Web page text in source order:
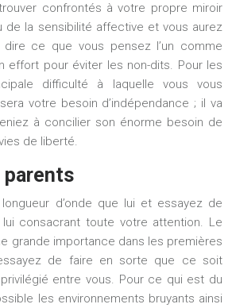
confrontés à votre propre miroir
de la sensibilité affective et vous aurez
ce que vous pensez l’un comme
effort pour éviter les non-dits. Pour les
difficulté à laquelle vous vous
votre besoin d’indépendance ; il va
à concilier son énorme besoin de
de liberté.
parents
d’onde que lui et essayez de
lui consacrant toute votre attention. Le
grande importance dans les premières
de faire en sorte que ce soit
entre vous. Pour ce qui est du
les environnements bruyants ainsi